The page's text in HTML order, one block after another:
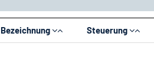
Steuerung